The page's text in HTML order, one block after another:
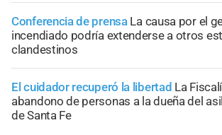
Conferencia de prensa La causa por el
incendiado podría extenderse a otros
clandestinos
El cuidador recuperó la libertad La
abandono de personas a la dueña del
de Santa Fe